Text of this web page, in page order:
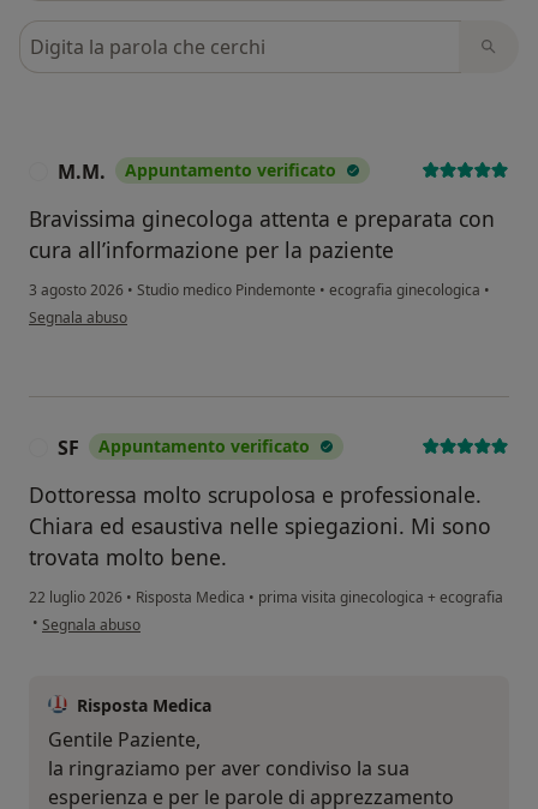
Cerca nelle recensioni
M.M. Appuntamento verificato
Bravissima ginecologa attenta e preparata con
cura all’informazione per la paziente
3 agosto 2026 • Studio medico Pindemonte • ecografia ginecologica •
secondo l'opinione dell'utente M.M.
Segnala abuso
SF Appuntamento verificato
Dottoressa molto scrupolosa e professionale.
Chiara ed esaustiva nelle spiegazioni. Mi sono
trovata molto bene.
22 luglio 2026 • Risposta Medica • prima visita ginecologica + ecografia
• secondo l'opinione dell'utente SF
Segnala abuso
Risposta Medica
Gentile Paziente,
la ringraziamo per aver condiviso la sua
esperienza e per le parole di apprezzamento